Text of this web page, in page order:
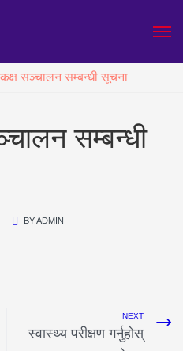
सञ्चालन सम्बन्धी सूचना
सम्बन्धी
BYADMIN
NEXT
स्वास्थ्य परीक्षण गर्नुहाेस्